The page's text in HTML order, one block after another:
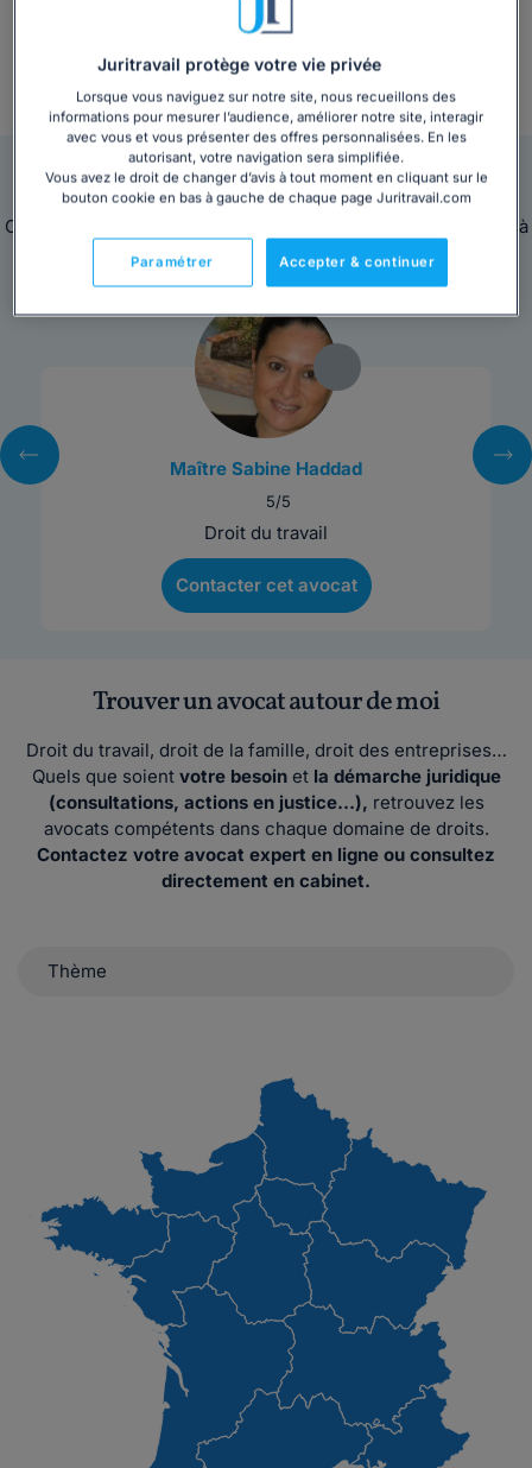
+ 3 000 consultations par mois
Nos avocats sont en ligne pour vous répondre
Ces avocats sont disponibles immédiatement pour répondre à
toutes vos questions juridiques.
Maître Sabine Haddad
5/5
Droit du travail
Contacter cet avocat
Trouver un avocat autour de moi
Droit du travail, droit de la famille, droit des entreprises…
Quels que soient votre besoinet la démarche juridique
(consultations, actions en justice…), retrouvez les
avocats compétents dans chaque domaine de droits.
Contactez votre avocat expert en ligne ou consultez
directement en cabinet.
Thème
Juritravail protège votre vie privée
Lorsque vous naviguez sur notre site, nous recueillons des
informations pour mesurer l’audience, améliorer notre site, interagir
avec vous et vous présenter des offres personnalisées. En les
autorisant, votre navigation sera simplifiée.
Vous avez le droit de changer d’avis à tout moment en cliquant sur le
bouton cookie en bas à gauche de chaque page Juritravail.com
Accepter & continuer
Paramétrer